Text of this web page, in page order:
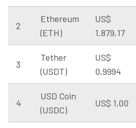
2
Ethereum
(ETH)
US$
1.879,17
3
Tether
(USDT)
US$
0,9994
4
USD Coin
(USDC)
US$ 1,00